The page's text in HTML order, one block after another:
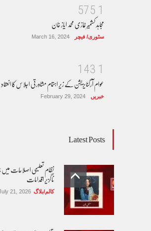
1
5
7
5
مجاہد کشمیر غازی محمد ایاز خان
سٹوری/ فیچر March 16, 2024
1
3
4
1
عوام آرگنایزیشن کے زیر اہتمام مشاورتی اجلاس کا انعقاد
خبریں February 29, 2024
Latest Posts
نظام تعلیمی اصلاحات
ناگزیر اقدامات
کالم/بلاگ 21, 2026